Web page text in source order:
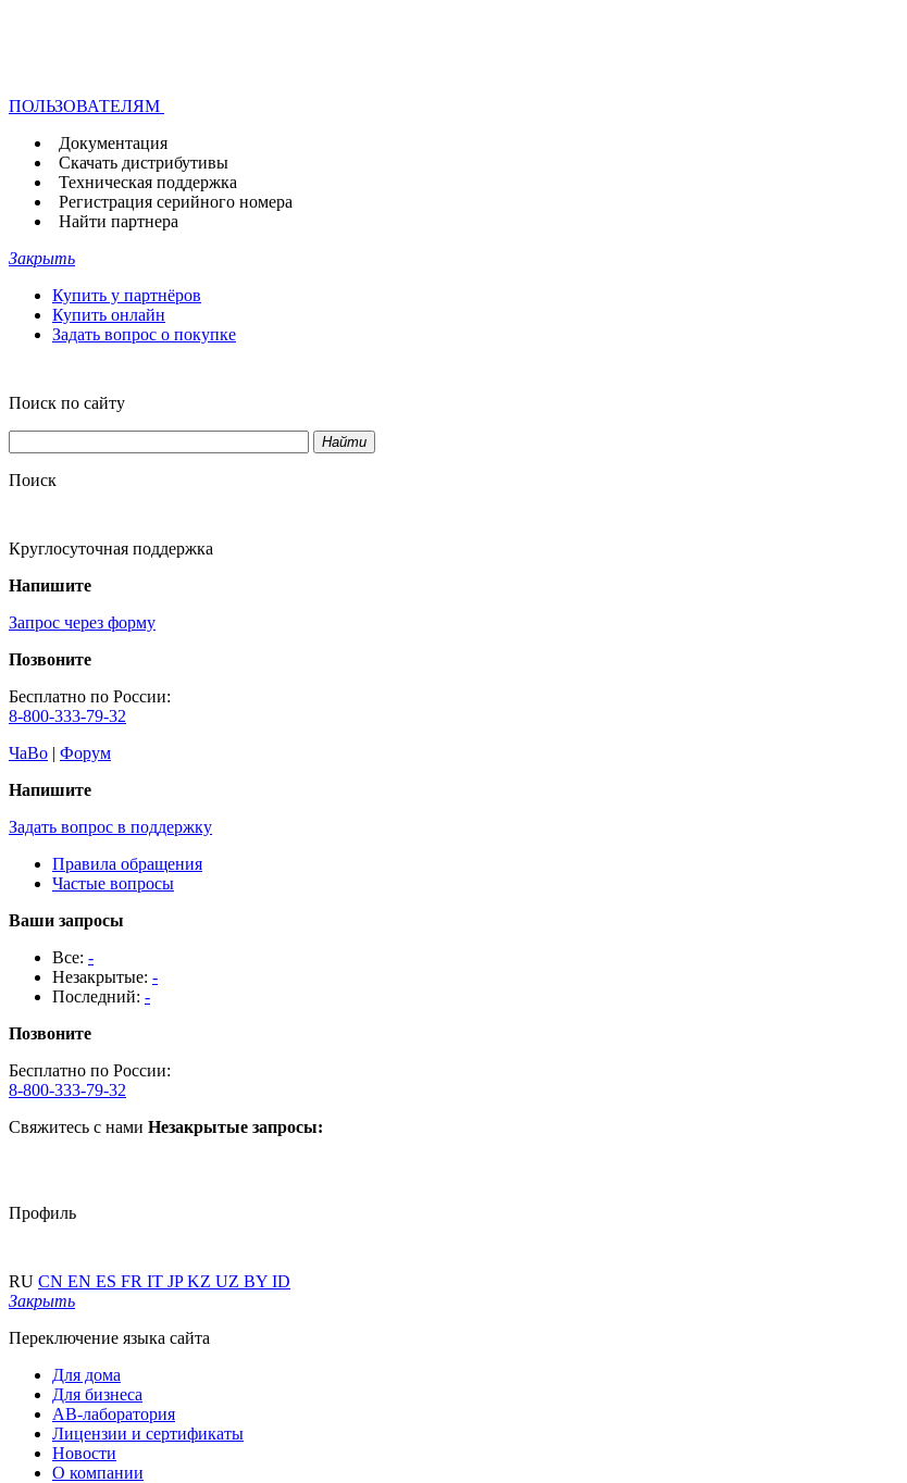
ПОЛЬЗОВАТЕЛЯМ
Документация
Скачать дистрибутивы
Техническая поддержка
Регистрация серийного номера
Найти партнера
Закрыть
Купить у партнёров
Купить онлайн
Задать вопрос о покупке
Поиск по сайту
Найти
Поиск
Круглосуточная поддержка
Напишите
Запрос через форму
Позвоните
Бесплатно по России:
8-800-333-79-32
ЧаВо | Форум
Напишите
Задать вопрос в поддержку
Правила обращения
Частые вопросы
Ваши запросы
Все: -
Незакрытые: -
Последний: -
Позвоните
Бесплатно по России:
8-800-333-79-32
Свяжитесь с нами Незакрытые запросы:
Профиль
RU CN EN ES FR IT JPKZ UZ BY ID
Закрыть
Переключение языка сайта
Для дома
Для бизнеса
АВ-лаборатория
Лицензии и сертификаты
Новости
О компании